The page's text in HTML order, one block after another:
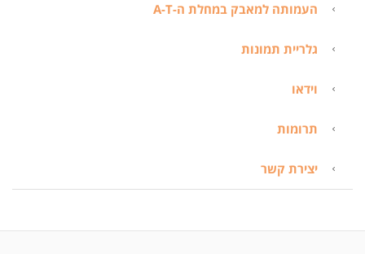
העמותה למאבק במחלת ה-A-T
גלריית תמונות
וידאו
תרומות
יצירת קשר